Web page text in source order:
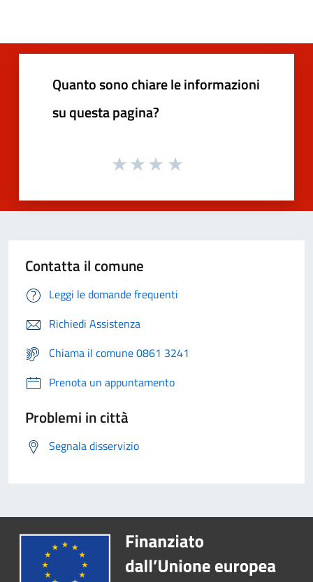
Quanto sono chiare le informazioni
su questa pagina?
Contatta il comune
Leggi le domande frequenti
Richiedi Assistenza
Chiama il comune 0861 3241
Prenota un appuntamento
Problemi in città
Segnala disservizio